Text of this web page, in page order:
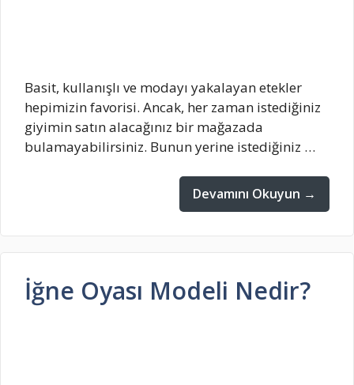
Basit, kullanışlı ve modayı yakalayan etekler
hepimizin favorisi. Ancak, her zaman istediğiniz
giyimin satın alacağınız bir mağazada
bulamayabilirsiniz. Bunun yerine istediğiniz …
Devamını Okuyun →
İğne Oyası Modeli Nedir?